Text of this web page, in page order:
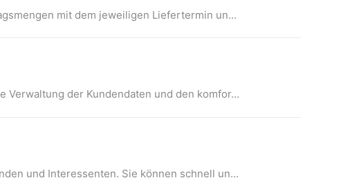
mit dem jeweiligen Liefertermin un...
Verwaltung der Kundendaten und den komfor...
und Interessenten. Sie können schnell un...